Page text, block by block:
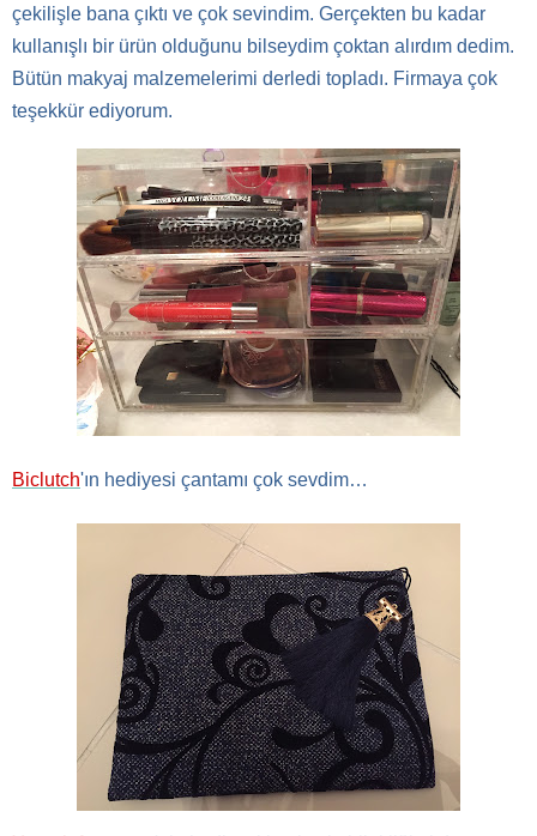
çekilişle bana çıktı ve çok sevindim. Gerçekten bu kadar
kullanışlı bir ürün olduğunu bilseydim çoktan alırdım dedim.
Bütün makyaj malzemelerimi derledi topladı. Firmaya çok
teşekkür ediyorum.
Biclutch'ın hediyesi çantamı çok sevdim…